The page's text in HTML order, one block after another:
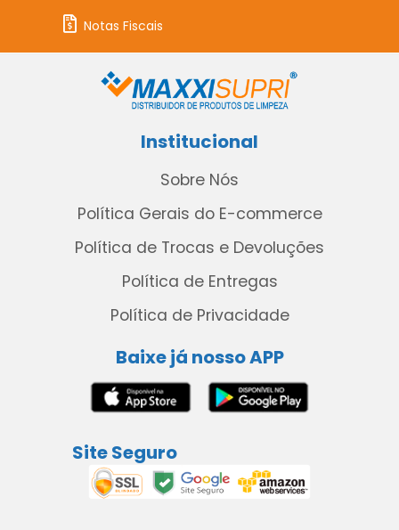
Notas Fiscais
Institucional
Sobre Nós
Política Gerais do E-commerce
Política de Trocas e Devoluções
Política de Entregas
Política de Privacidade
Baixe já nosso APP
Site Seguro